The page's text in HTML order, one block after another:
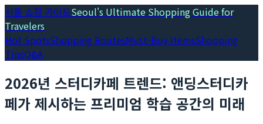
서울 쇼핑 가이드Seoul's Ultimate Shopping Guide for
Travelers
Hot SpotsShopping RoutesMust-Buy ItemsShopping
TipsQ&A
2026년 스터디카페 트렌드: 앤딩스터디카
페가 제시하는 프리미엄 학습 공간의 미래